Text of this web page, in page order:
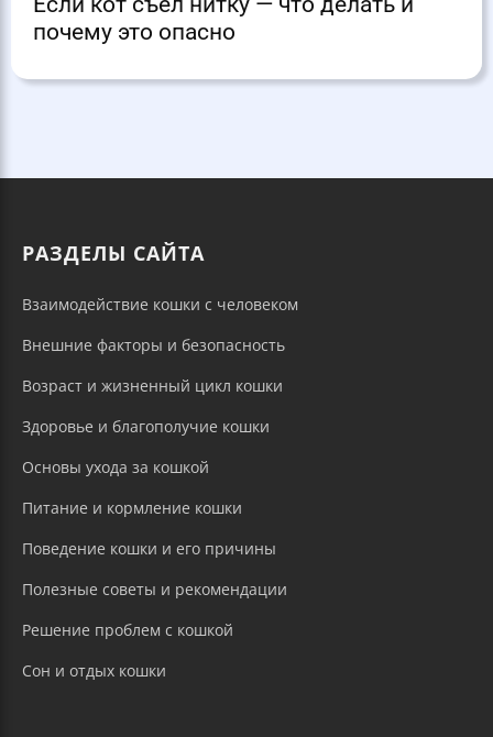
почему это опасно
РАЗДЕЛЫ САЙТА
Взаимодействие кошки с человеком
Внешние факторы и безопасность
Возраст и жизненный цикл кошки
Здоровье и благополучие кошки
Основы ухода за кошкой
Питание и кормление кошки
Поведение кошки и его причины
Полезные советы и рекомендации
Решение проблем с кошкой
Сон и отдых кошки